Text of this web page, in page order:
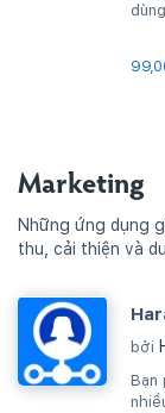
Marketing
Những ứng dụng
thu, cải thiện và
bởi
Bạn